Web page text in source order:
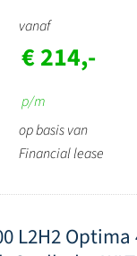
vanaf
€ 214,-
p/m
op basis van
Financial lease
L2H2 Optima